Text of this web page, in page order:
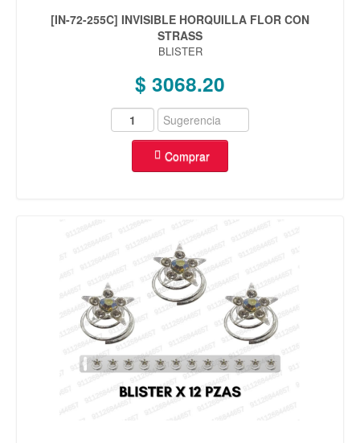
[IN-72-255C] INVISIBLE HORQUILLA FLOR CON
STRASS
BLISTER
$ 3068.20
Comprar